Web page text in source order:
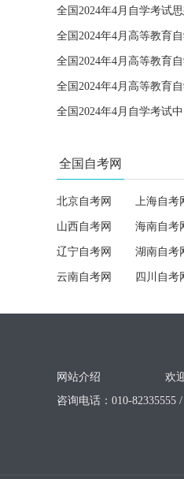
全国2024年4月自学考试
全国2024年4月高等教育
全国2024年4月高等教育
全国2024年4月自学考试
全国自考网
北京自考网 上海自考
山西自考网 海南自考
辽宁自考网 湖南自考
云南自考网 四川自考
网站介绍 欢
咨询电话：010-82335555 /